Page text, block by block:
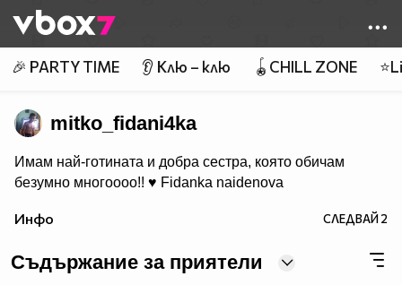
👾
🎉 PARTY TIME 👂 Клю – клю 🪀CHILL ZONE
mitko_fidani4ka
Имам най-готинaта и добра сестра, която обичам
безумно многоооо!! ♥ Fidanka naidenova
Инфо СЛЕДВАЙ2
Съдържание за приятели